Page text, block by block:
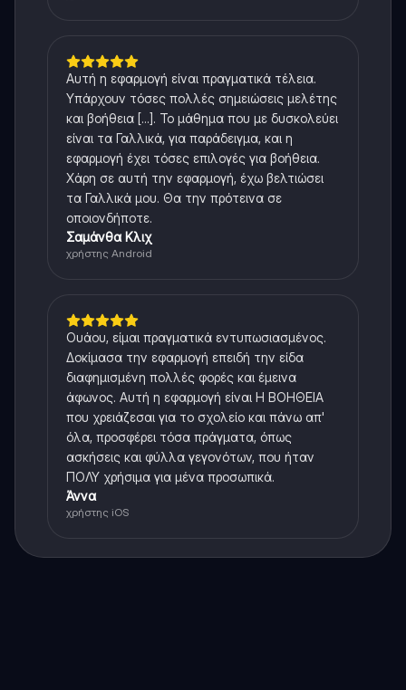
Αυτή η εφαρμογή είναι πραγματικά τέλεια.
Υπάρχουν τόσες πολλές σημειώσεις μελέτης
και βοήθεια [...]. Το μάθημα που με δυσκολεύει
είναι τα Γαλλικά, για παράδειγμα, και η
εφαρμογή έχει τόσες επιλογές για βοήθεια.
Χάρη σε αυτή την εφαρμογή, έχω βελτιώσει
τα Γαλλικά μου. Θα την πρότεινα σε
οποιονδήποτε.
Σαμάνθα Κλιχ
χρήστης Android
Ουάου, είμαι πραγματικά εντυπωσιασμένος.
Δοκίμασα την εφαρμογή επειδή την είδα
διαφημισμένη πολλές φορές και έμεινα
άφωνος. Αυτή η εφαρμογή είναι Η ΒΟΗΘΕΙΑ
που χρειάζεσαι για το σχολείο και πάνω απ'
όλα, προσφέρει τόσα πράγματα, όπως
ασκήσεις και φύλλα γεγονότων, που ήταν
ΠΟΛΥ χρήσιμα για μένα προσωπικά.
Άννα
χρήστης iOS